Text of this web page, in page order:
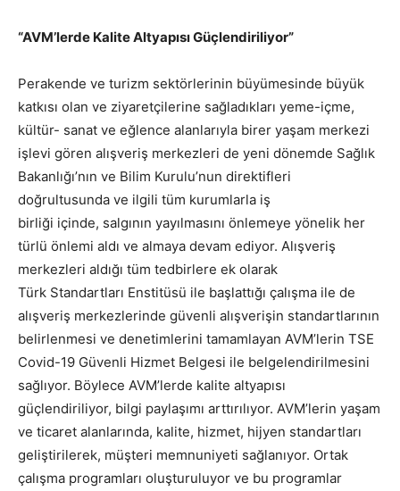
“AVM’lerde KaliteAltyapısıGüçlendiriliyor”
Perakende ve turizm sektörlerinin büyümesinde büyük
katkısı olan ve ziyaretçilerine sağladıkları yeme-içme,
kültür- sanat ve eğlence alanlarıyla birer yaşam merkezi
işlevi gören alışveriş merkezleri de yeni dönemde Sağlık
Bakanlığı’nın ve Bilim Kurulu’nun direktifleri
doğrultusunda ve ilgili tüm kurumlarla iş
birliği içinde, salgının yayılmasını önlemeye yönelik her
türlü önlemi aldı ve almaya devam ediyor. Alışveriş
merkezleri aldığı tüm tedbirlere ek olarak
Türk Standartları Enstitüsü ile başlattığı çalışma ile de
alışveriş merkezlerinde güvenli alışverişin standartlarının
belirlenmesi ve denetimlerini tamamlayan AVM’lerin TSE
Covid-19 Güvenli Hizmet Belgesi ile belgelendirilmesini
sağlıyor. Böylece AVM’lerde kalite altyapısı
güçlendiriliyor, bilgi paylaşımı arttırılıyor. AVM’lerin yaşam
ve ticaret alanlarında, kalite, hizmet, hijyen standartları
geliştirilerek, müşteri memnuniyeti sağlanıyor. Ortak
çalışma programları oluşturuluyor ve bu programlar